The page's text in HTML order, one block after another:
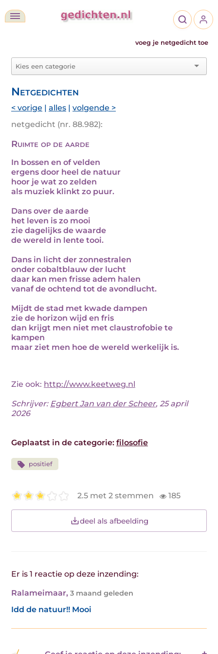
voeg je netgedicht toe
Netgedichten
< vorige | alles | volgende >
netgedicht (nr. 88.982):
Ruimte op de aarde
In bossen en of velden
ergens door heel de natuur
hoor je wat zo zelden
als muziek klinkt zo puur.
Dans over de aarde
het leven is zo mooi
zie dagelijks de waarde
de wereld in lente tooi.
Dans in licht der zonnestralen
onder cobaltblauw der lucht
daar kan men frisse adem halen
vanaf de ochtend tot de avondlucht.
Mijdt de stad met kwade dampen
zie de horizon wijd en fris
dan krijgt men niet met claustrofobie te
kampen
maar ziet men hoe de wereld werkelijk is.
Zie ook: http://www.keetweg.nl
Schrijver: Egbert Jan van der Scheer, 25 april
2026
Geplaatst in de categorie: filosofie
positief
2.5 met 2 stemmen 185
deel als afbeelding
Er is 1 reactie op deze inzending:
Ralameimaar, 3 maand geleden
Idd de natuur!! Mooi